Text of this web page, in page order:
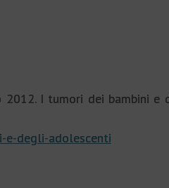
I tumori dei bambini e
e-degli-adolescenti